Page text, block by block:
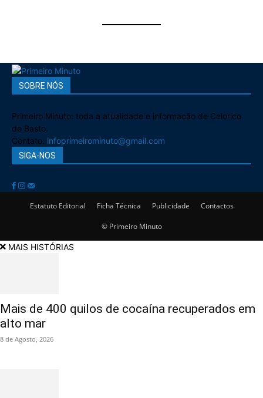
SOBRE NÓS
Primeiro Minuto: toda a atualidade e informação de Celorico
de Basto.
Contato: infoprimeirominuto@gmail.com
SIGA-NOS
Estatuto Editorial Ficha Técnica Publicidade Contactos
© Primeiro Minuto
MAIS HISTÓRIAS
Mais de 400 quilos de cocaína recuperados em
alto mar
8 de Agosto, 2026